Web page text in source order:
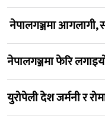
नेपालगञ्जमा आगलागी,
नेपालगञ्जमा फेरि
युरोपेली देश जर्मनी र